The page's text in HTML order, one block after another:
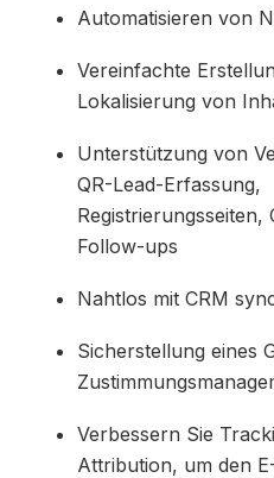
Automatisieren von
Vereinfachte
Lokalisierung von
Unterstützung von
QR-Lead-Erfassung,
Registrierungsseiten,
Follow-ups
Nahtlos mit CRM
Sicherstellung eines
Verbessern Sie
Attribution, um den